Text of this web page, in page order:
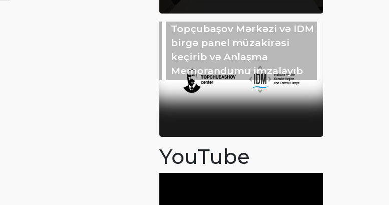
Topçubaşov Mərkəzi və IDM
birgə panel müzakirəsi
keçirib və Anlaşma
Memorandumu imzalayıb
YouTube